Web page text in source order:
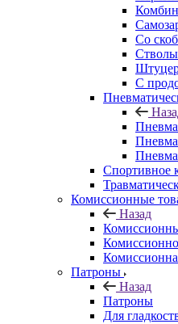
Со
Стволы
С
Спортивное
Комиссионные
Назад
Патроны
Назад
Патроны
Для